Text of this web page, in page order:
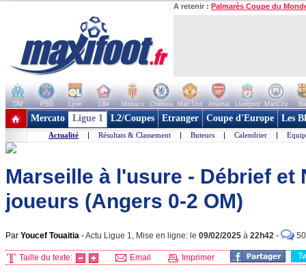
A retenir : Palmarès Coupe du
OM PSG Lyon Lille Monaco Chelsea Man Utd Arsenal Liverpool ManCity
+ de clubs
Mercato Ligue 1 L2/Coupes Etranger Coupe d'Europe Les
Actualité | Résultats & Classement | Buteurs | Calendrier |
Marseille à l'usure - Débrief et
joueurs (Angers 0-2 OM)
Par Youcef Touaitia -Actu Ligue 1, Mise en ligne: le 09/02/2025 à 22h42 - 50
Taille du texte: Email Imprimer